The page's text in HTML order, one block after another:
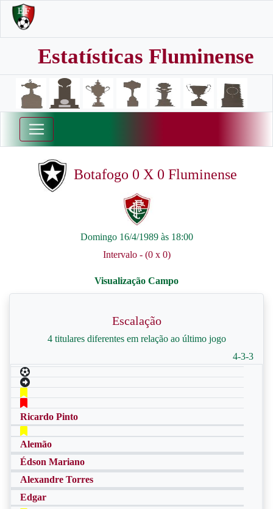
Estatísticas Fluminense
Botafogo 0 X 0 Fluminense
Domingo 16/4/1989 às 18:00
Intervalo - (0 x 0)
Escalação
4 titulares diferentes em relação ao último jogo
4-3-3
Ricardo Pinto
Alemão
Édson Mariano
Alexandre Torres
Edgar